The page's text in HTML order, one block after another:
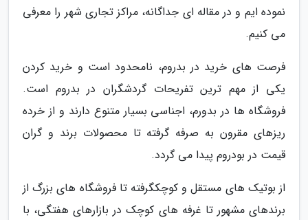
نموده ایم و در مقاله ای جداگانه، مراکز تجاری شهر را معرفی
می کنیم.
فرصت های خرید در بدروم، نامحدود است و خرید کردن
یکی از مهم ترین تفریحات گردشگران در بدروم است.
فروشگاه ها در بدورم، اجناسی بسیار متنوع دارند و از خرده
ریزهای مقرون به صرفه گرفته تا محصولات برند و گران
قیمت در بودروم پیدا می گردد.
از بوتیک های مستقل و کوچکگرفته تا فروشگاه های بزرگ از
برندهای مشهور تا غرفه های کوچک در بازارهای هفتگی، با